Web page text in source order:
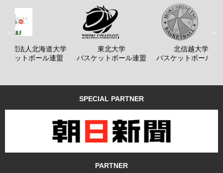
社団法人北海道大学
ケットボール連盟
東北大学
バスケットボール連盟
北信越大学
バスケットボール連
SPECIAL PARTNER
PARTNER